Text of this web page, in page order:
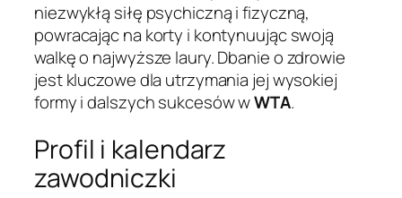
niezwykłą siłę psychiczną i fizyczną,
powracając na korty i kontynuując swoją
walkę o najwyższe laury. Dbanie o zdrowie
jest kluczowe dla utrzymania jej wysokiej
formy i dalszych sukcesów wWTA.
Profil i kalendarz
zawodniczki